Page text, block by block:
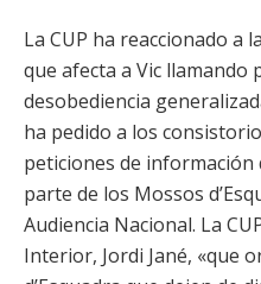
La CUP ha reaccionado a
que afecta a Vic llamando
desobediencia
ha pedido a los
peticiones de
parte de los Mossos
Audiencia Nacional. La
Interior, Jordi Jané, «que